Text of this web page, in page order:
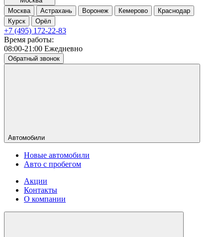
Москва
Астрахань Воронеж Кемерово
Краснодар
Курск
Орёл
+7 (495) 172-22-83
Время работы:
08:00-21:00 Ежедневно
Обратный звонок
Автомобили
Новые автомобили
Авто с пробегом
Акции
Контакты
О компании